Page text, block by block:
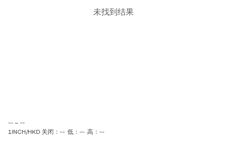
未找到结果
-- ~ --
1INCH/HKD 关闭：-- 低：-- 高：--